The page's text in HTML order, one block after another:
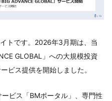
トです。2026年3月期は、当
GLOBAL」への大規模投資
ビス提供を開始しました。
ビス「BMポータル」、専門性